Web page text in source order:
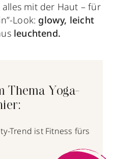
mit der Haut – für
Look: glowy, leicht
leuchtend.
Thema Yoga-
Trend ist Fitness fürs